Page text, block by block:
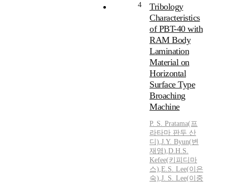
4
Tribology
Characteristics
of PBT-40 with
RAM Body
Lamination
Material on
Horizontal
Surface Type
Broaching
Machine
P. S. Pratama(프
라타마 판두 산
디),J.Y. Byun(변
재영),D.H.S.
Kefee(키피디마
스),E.S. Lee(이은
숙),J. S. Lee(이중